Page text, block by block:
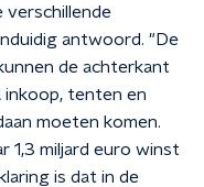
verschillende
antwoord. "De
de achterkant
inkoop, tenten en
moeten komen.
1,3 miljard euro winst
is dat in de